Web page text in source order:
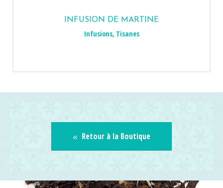
INFUSION DE MARTINE
Infusions, Tisanes
Retour à la Boutique